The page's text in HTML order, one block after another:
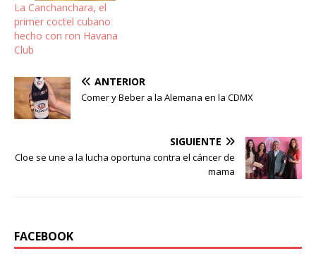
La Canchanchara, el
primer coctel cubano
hecho con ron Havana
Club
ANTERIOR
Comer y Beber a la Alemana en la CDMX
SIGUIENTE
Cloe se une a la lucha oportuna contra el cáncer de
mama
FACEBOOK